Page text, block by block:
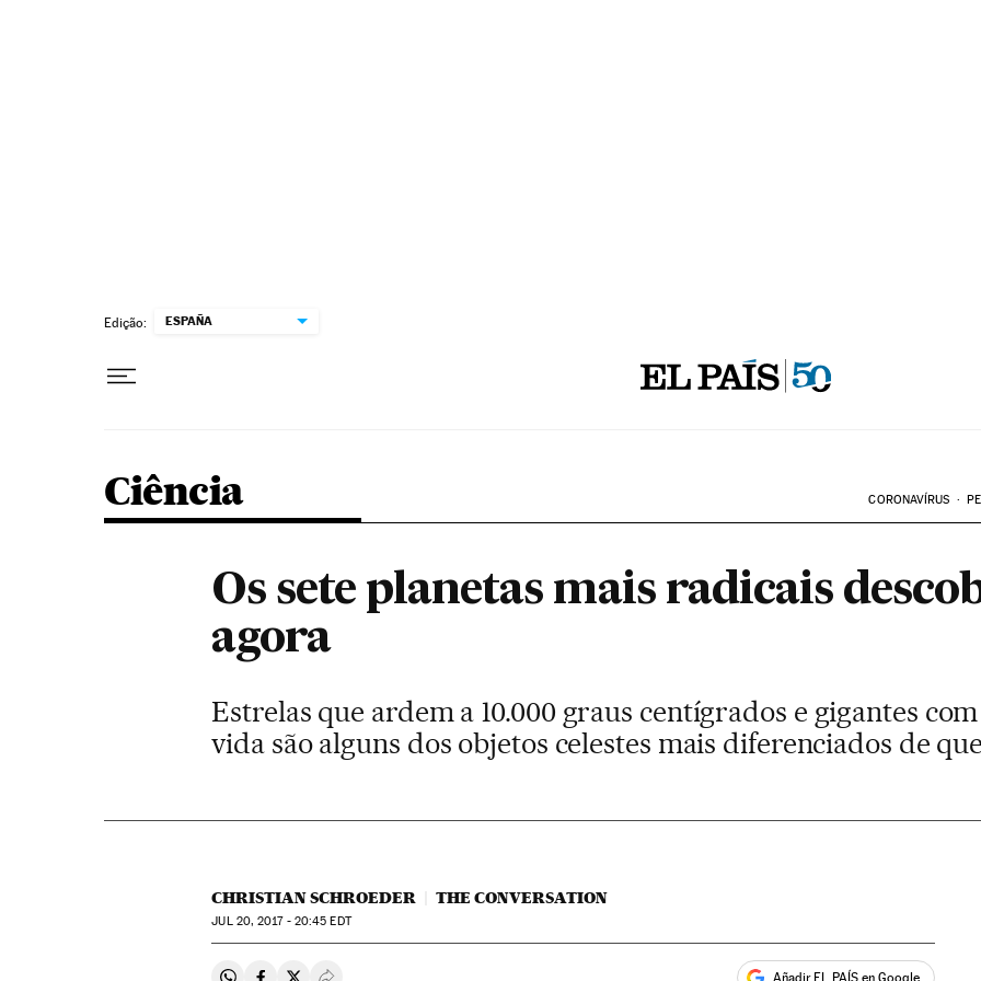
Edição: ESPAÑA
Ciência CORONAVÍRUS
Os sete planetas mais radicais
agora
Estrelas que ardem a 10.000 graus centígrados e gigantes
vida são alguns dos objetos celestes mais diferenciados de
CHRISTIAN SCHROEDER THE CONVERSATION
JUL20, 2017 - 20:45 EDT
Añadir EL PAÍS en Google